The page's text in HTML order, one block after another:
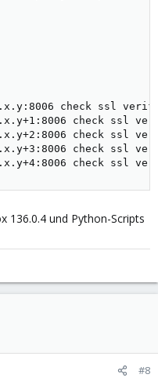
check ssl
check ssl
check ssl
check ssl
check ssl
136.0.4 und Python-Scripts
#8